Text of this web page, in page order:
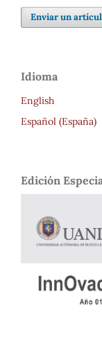
Enviar un
Idioma
English
Español (España)
Edición